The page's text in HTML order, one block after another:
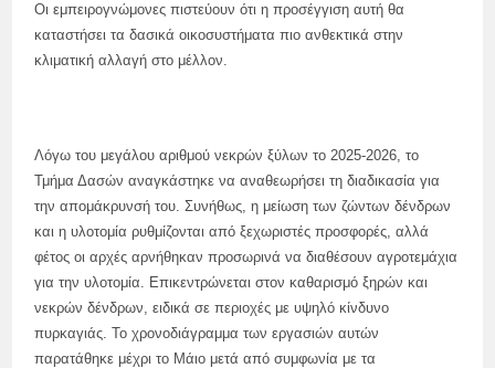
Οι εμπειρογνώμονες πιστεύουν ότι η προσέγγιση αυτή θα
καταστήσει τα δασικά οικοσυστήματα πιο ανθεκτικά στην
κλιματική αλλαγή στο μέλλον.
Λόγω του μεγάλου αριθμού νεκρών ξύλων το 2025-2026, το
Τμήμα Δασών αναγκάστηκε να αναθεωρήσει τη διαδικασία για
την απομάκρυνσή του. Συνήθως, η μείωση των ζώντων δένδρων
και η υλοτομία ρυθμίζονται από ξεχωριστές προσφορές, αλλά
φέτος οι αρχές αρνήθηκαν προσωρινά να διαθέσουν αγροτεμάχια
για την υλοτομία. Επικεντρώνεται στον καθαρισμό ξηρών και
νεκρών δένδρων, ειδικά σε περιοχές με υψηλό κίνδυνο
πυρκαγιάς. Το χρονοδιάγραμμα των εργασιών αυτών
παρατάθηκε μέχρι το Μάιο μετά από συμφωνία με τα